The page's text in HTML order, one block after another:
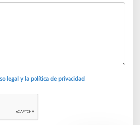
legal y la política de privacidad